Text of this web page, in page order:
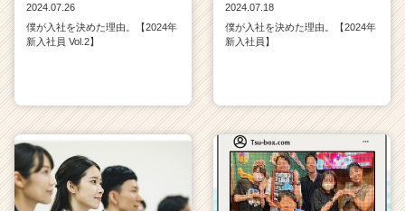
2024.07.26
僕が入社を決めた理由。【2024年
新入社員 Vol.2】
2024.07.18
僕が入社を決めた理由。【2024年
新入社員】